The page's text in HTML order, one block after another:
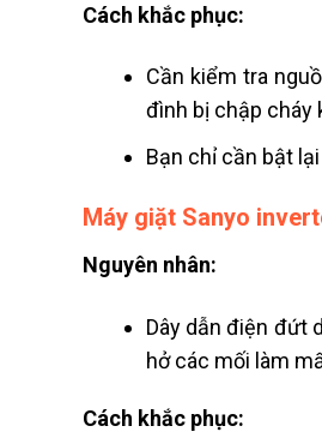
Cách khắc phục:
Cần kiểm tra
đình bị chập cháy
Bạn chỉ cần bật
Máy giặt Sanyo
Nguyên nhân:
Dây dẫn điện đứt
hở các mối làm
Cách khắc phục: